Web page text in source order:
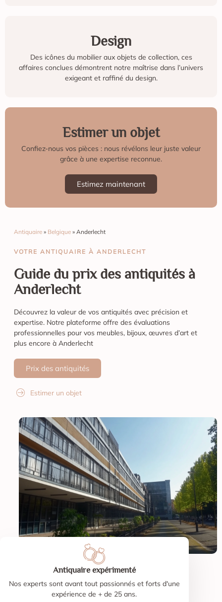
Design
Des icônes du mobilier aux objets de collection, ces
affaires conclues démontrent notre maîtrise dans l’univers
exigeant et raffiné du design.
Estimer un objet
Confiez-nous vos pièces : nous révélons leur juste valeur
grâce à une expertise reconnue.
Estimez maintenant
Antiquaire » Belgique » Anderlecht
VOTRE ANTIQUAIRE À ANDERLECHT
Guide du prix des antiquités à
Anderlecht
Découvrez la valeur de vos antiquités avec précision et
expertise. Notre plateforme offre des évaluations
professionnelles pour vos meubles, bijoux, œuvres d’art et
plus encore à Anderlecht
Prix des antiquités
Estimer un objet
Antiquaire expérimenté
Nos experts sont avant tout passionnés et forts d'une
expérience de + de 25 ans.